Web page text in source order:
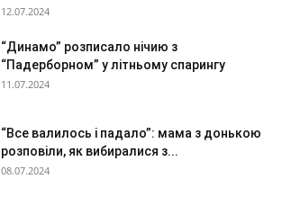
12.07.2024
“Динамо” розписало нічию з
“Падерборном” у літньому спарингу
11.07.2024
“Все валилось і падало”: мама з донькою
розповіли, як вибиралися з...
08.07.2024